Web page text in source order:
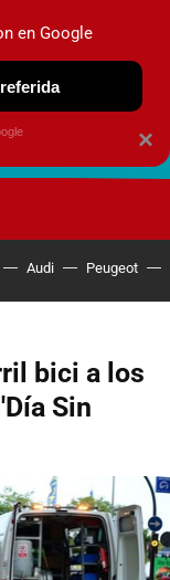
Audi Peugeot
bici a los
Sin
×
en Google